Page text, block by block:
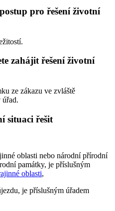
pro řešení životní
zahájit řešení životní
ze zákazu ve zvláště
úřad.
situaci řešit
oblasti nebo národní přírodní
památky, je příslušným
oblasti,
je příslušným úřadem